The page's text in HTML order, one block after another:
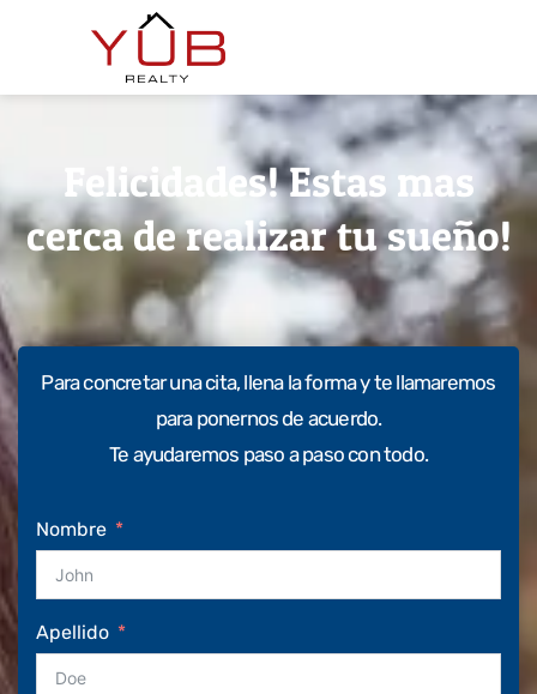
Felicidades! Estas mas
cerca de realizar tu sueño!
Para concretar una cita, llena la forma y te llamaremos
para ponernos de acuerdo.
Te ayudaremos paso a paso con todo.
Nombre
Apellido